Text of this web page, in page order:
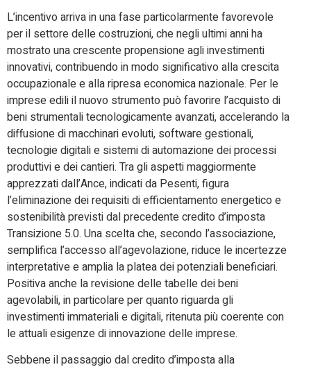
L’incentivo arriva in una fase particolarmente favorevole
per il settore delle costruzioni, che negli ultimi anni ha
mostrato una crescente propensione agli investimenti
innovativi, contribuendo in modo significativo alla crescita
occupazionale e alla ripresa economica nazionale. Per le
imprese edili il nuovo strumento può favorire l’acquisto di
beni strumentali tecnologicamente avanzati, accelerando la
diffusione di macchinari evoluti, software gestionali,
tecnologie digitali e sistemi di automazione dei processi
produttivi e dei cantieri. Tra gli aspetti maggiormente
apprezzati dall’Ance, indicati da Pesenti, figura
l’eliminazione dei requisiti di efficientamento energetico e
sostenibilità previsti dal precedente credito d’imposta
Transizione 5.0. Una scelta che, secondo l’associazione,
semplifica l’accesso all’agevolazione, riduce le incertezze
interpretative e amplia la platea dei potenziali beneficiari.
Positiva anche la revisione delle tabelle dei beni
agevolabili, in particolare per quanto riguarda gli
investimenti immateriali e digitali, ritenuta più coerente con
le attuali esigenze di innovazione delle imprese.
Sebbene il passaggio dal credito d’imposta alla